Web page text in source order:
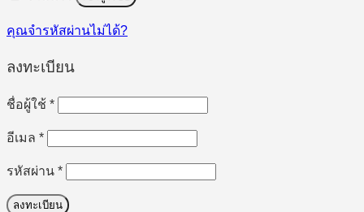
คุณจำรหัสผ่านไม่ได้?
ลงทะเบียน
ชื่อผู้ใช้ *ต้องการ
อีเมล *ต้องการ
รหัสผ่าน *ต้องการ
ลงทะเบียน